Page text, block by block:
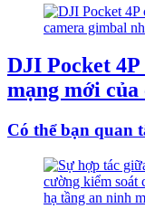
DJI Pocket 4P
mạng mới của
Có thể bạn quan